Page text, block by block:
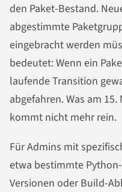
den Paket-Bestand.
abgestimmte
eingebracht werden
bedeutet: Wenn ein
laufende Transition
abgefahren. Was am
kommt nicht mehr rein.
Für Admins mit
etwa bestimmte
Versionen oder Build-